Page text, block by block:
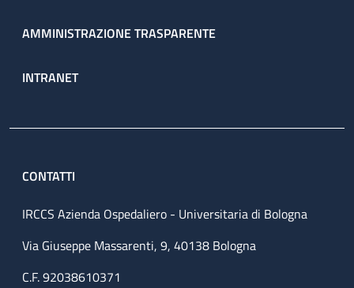
AMMINISTRAZIONE TRASPARENTE
INTRANET
CONTATTI
IRCCS Azienda Ospedaliero - Universitaria di Bologna
Via Giuseppe Massarenti, 9, 40138 Bologna
C.F. 92038610371